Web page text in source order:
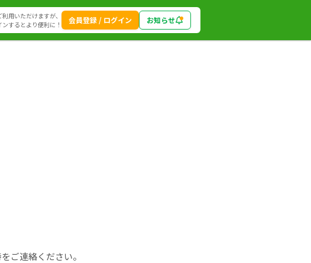
用いただけますが、
ンするとより便利に！
会員登録 / ログイン お知らせ
ご連絡ください。